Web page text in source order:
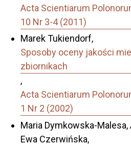
Acta Scientiarum
10 Nr 3-4 (2011)
Marek Tukiendorf,
Sposoby oceny jakości
zbiornikach
,
Acta Scientiarum
1 Nr 2 (2002)
Maria Dymkowska-
Ewa Czerwińska,